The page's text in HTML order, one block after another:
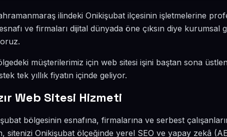
ilindeki Onikişubat ilçesinin işletmelerine
ve firmaları dijital dünyada öne çıksın diye
müşterilerimiz için web sitesi işini baştan sona
tek yıllık fiyatın içinde geliyor.
Web Sitesi Hizmeti
bölgesinin esnafına, firmalarına ve serbest
sitenizi Onikişubat ölçeğinde yerel SEO ve yapay zekâ